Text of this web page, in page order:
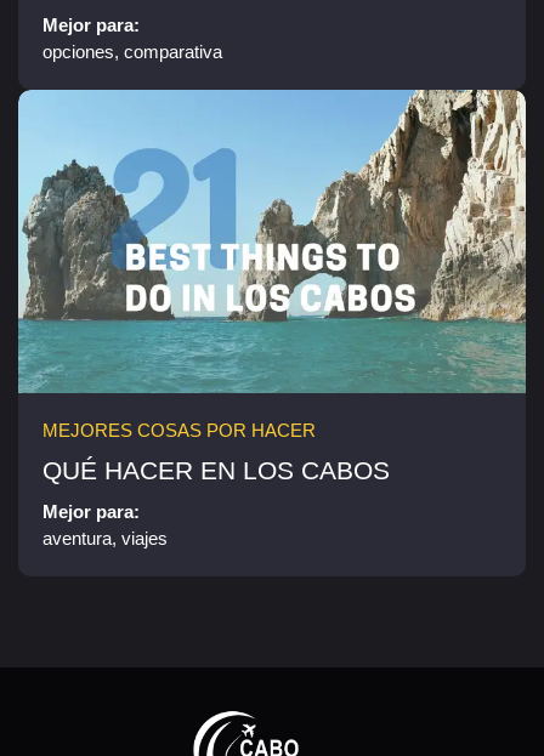
Mejor para:
opciones, comparativa
MEJORES COSAS POR HACER
QUÉ HACER EN LOS CABOS
Mejor para:
aventura, viajes